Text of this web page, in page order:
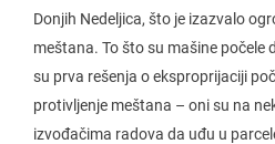
Donjih Nedeljica, što je izazvalo
meštana. To što su mašine počele
su prva rešenja o eksproprijaciji
protivljenje meštana – oni su na
izvođačima radova da uđu u